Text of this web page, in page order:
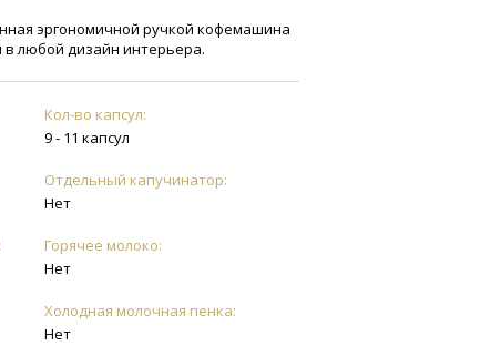
эргономичной ручкой кофемашина
любой дизайн интерьера.
Кол-во капсул:
9 - 11 капсул
Отдельный капучинатор:
Нет
Горячее молоко:
Нет
Холодная молочная пенка:
Нет